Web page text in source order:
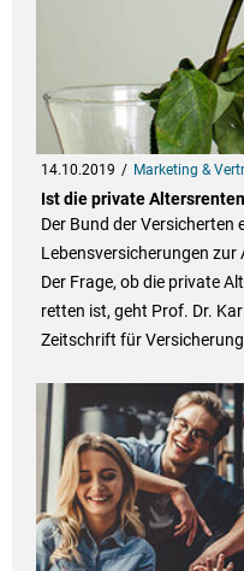
14.10.2019 Marketing &
Ist die private
Der Bund der Versicherten
Lebensversicherungen
Der Frage, ob die private
retten ist, geht Prof. Dr.
Zeitschrift für